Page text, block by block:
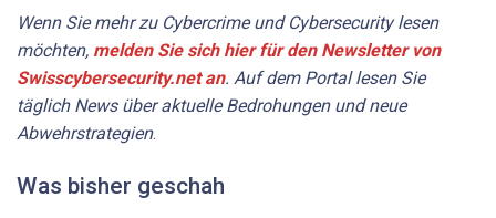
Wenn Sie mehr zu Cybercrime und Cybersecurity lesen
möchten, melden Sie sich hier für den Newsletter von
Swisscybersecurity.net an. Auf dem Portal lesen Sie
täglich News über aktuelle Bedrohungen und neue
Abwehrstrategien.
Was bisher geschah